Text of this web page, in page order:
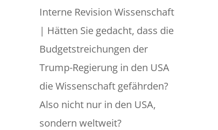
Interne Revision Wissenschaft
| Hätten Sie gedacht, dass die
Budgetstreichungen der
Trump-Regierung in den USA
die Wissenschaft gefährden?
Also nicht nur in den USA,
sondern weltweit?